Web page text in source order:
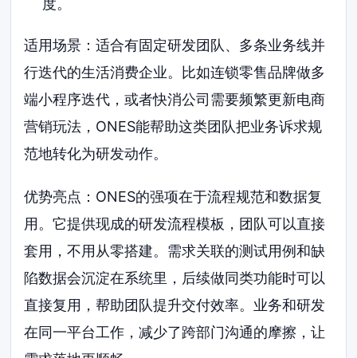
度。
适用场景：适合有固定研发团队、多条业务线并
行迭代的生活消费企业。比如连锁零售品牌做多
端小程序迭代，或者快消公司需要频繁更新电商
营销玩法，ONES能帮助这类团队把业务诉求规
范地转化为研发动作。
优势亮点：ONES的强项在于流程规范和数据复
用。它提供现成的研发流程模板，团队可以直接
套用，不用从零搭建。需求关联的测试用例和缺
陷数据会沉淀在系统里，后续做同类功能时可以
直接复用，帮助团队提升交付效率。业务和研发
在同一平台工作，减少了跨部门沟通的摩擦，让